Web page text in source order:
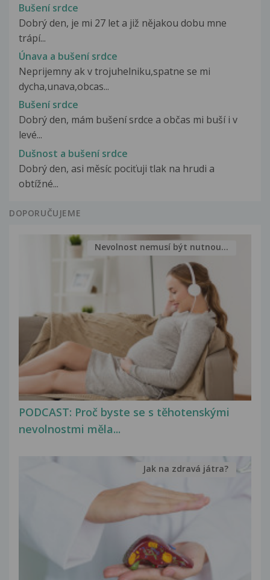
Bušení srdce
Dobrý den, je mi 27 let a již nějakou dobu mne
trápí...
Únava a bušení srdce
Neprijemny ak v trojuhelniku,spatne se mi
dycha,unava,obcas...
Bušení srdce
Dobrý den, mám bušení srdce a občas mi buší i v
levé...
Dušnost a bušení srdce
Dobrý den, asi měsíc pociťuji tlak na hrudi a
obtížné...
DOPORUČUJEME
PODCAST: Proč byste se s těhotenskými
nevolnostmi měla...
Nevolnost nemusí být nutnou...
Jak na zdravá játra?